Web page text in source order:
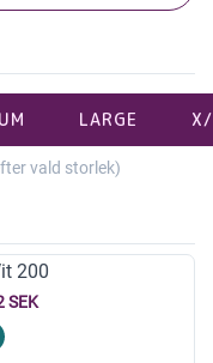
LARGE
vald storlek)
200
SEK